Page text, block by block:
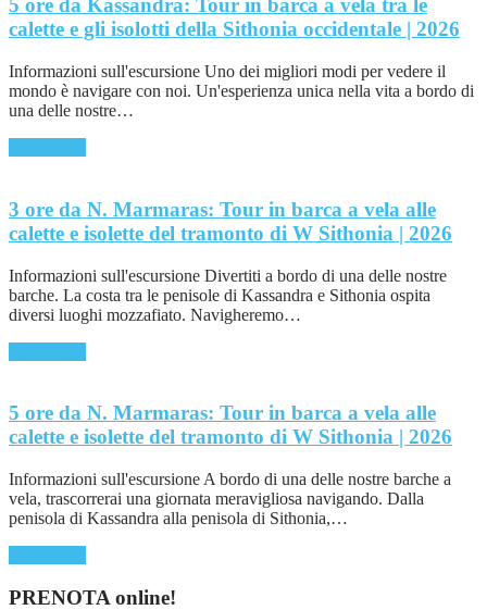
5 ore da Kassandra: Tour in barca a vela tra le
calette e gli isolotti della Sithonia occidentale | 2026
Informazioni sull'escursione Uno dei migliori modi per vedere il
mondo è navigare con noi. Un'esperienza unica nella vita a bordo di
una delle nostre…
3 ore da N. Marmaras: Tour in barca a vela alle
calette e isolette del tramonto di W Sithonia | 2026
Informazioni sull'escursione Divertiti a bordo di una delle nostre
barche. La costa tra le penisole di Kassandra e Sithonia ospita
diversi luoghi mozzafiato. Navigheremo…
5 ore da N. Marmaras: Tour in barca a vela alle
calette e isolette del tramonto di W Sithonia | 2026
Informazioni sull'escursione A bordo di una delle nostre barche a
vela, trascorrerai una giornata meravigliosa navigando. Dalla
penisola di Kassandra alla penisola di Sithonia,…
PRENOTA online!